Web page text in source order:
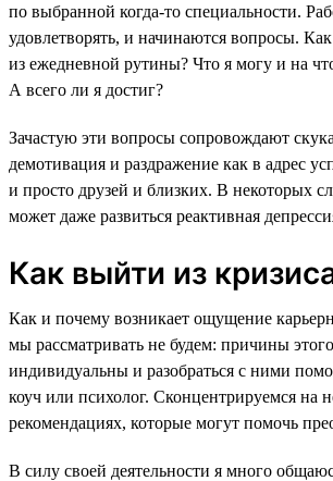
по выбранной когда-то специальности.
удовлетворять, и начинаются вопросы.
из ежедневной рутины? Что я могу и на
А всего ли я достиг?
Зачастую эти вопросы сопровождают
демотивация и раздражение как в адрес
и просто друзей и близких. В некоторых
может даже развиться реактивная
Как выйти из
Как и почему возникает ощущение
мы рассматривать не будем: причины этого
индивидуальны и разобраться с ними
коуч или психолог. Сконцентрируемся на
рекомендациях, которые могут помочь
В силу своей деятельности я много